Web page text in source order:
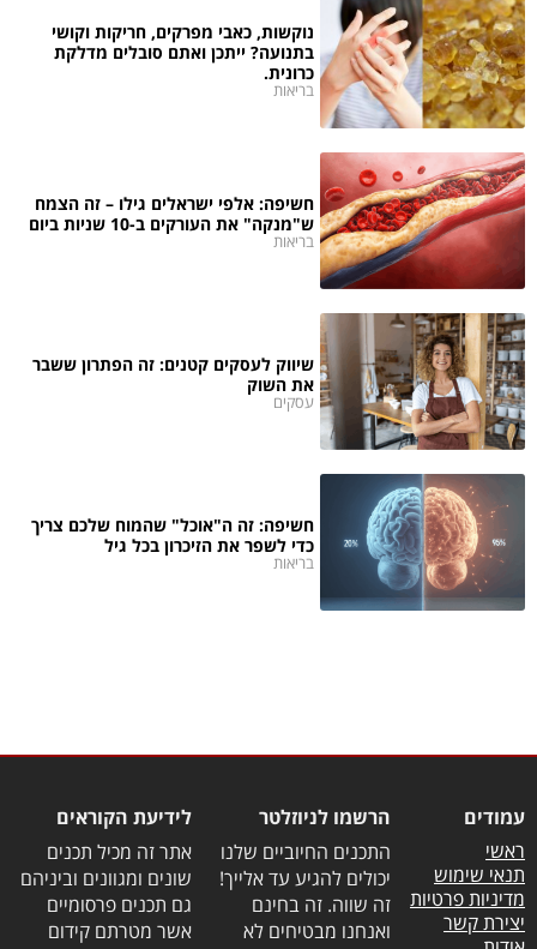
נוקשות, כאבי מפרקים, חריקות וקושי
בתנועה? ייתכן ואתם סובלים מדלקת
כרונית.
בריאות
חשיפה: אלפי ישראלים גילו – זה הצמח
ש"מנקה" את העורקים ב-10 שניות ביום
בריאות
שיווק לעסקים קטנים: זה הפתרון ששבר
את השוק
עסקים
חשיפה: זה ה"אוכל" שהמוח שלכם צריך
כדי לשפר את הזיכרון בכל גיל
בריאות
עמודים
ראשי
תנאי שימוש
מדיניות פרטיות
יצירת קשר
הרשמו לניוזלטר
התכנים החיוביים שלנו
יכולים להגיע עד אלייך!
זה שווה. זה בחינם
ואנחנו מבטיחים לא
לידיעת הקוראים
אתר זה מכיל תכנים
שונים ומגוונים וביניהם
גם תכנים פרסומיים
אשר מטרתם קידום